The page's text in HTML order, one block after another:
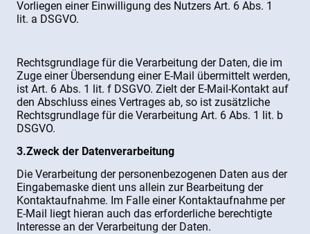
Vorliegen einer Einwilligung des Nutzers Art. 6 Abs. 1
lit. a DSGVO.
Rechtsgrundlage für die Verarbeitung der Daten, die im
Zuge einer Übersendung einer E-Mail übermittelt werden,
ist Art. 6 Abs. 1 lit. f DSGVO. Zielt der E-Mail-Kontakt auf
den Abschluss eines Vertrages ab, so ist zusätzliche
Rechtsgrundlage für die Verarbeitung Art. 6 Abs. 1 lit. b
DSGVO.
3.Zweck der Datenverarbeitung
Die Verarbeitung der personenbezogenen Daten aus der
Eingabemaske dient uns allein zur Bearbeitung der
Kontaktaufnahme. Im Falle einer Kontaktaufnahme per
E-Mail liegt hieran auch das erforderliche berechtigte
Interesse an der Verarbeitung der Daten.